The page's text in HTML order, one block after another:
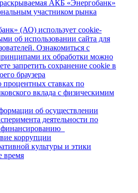
АКБ «Энергобанк»
участником рынка
(АО) использует cookie-
об использовании сайта для
Ознакомиться с
их обработки можно
запретить сохранение cookie в
браузера
ставках по
вклада с физическимим
об осуществлении
деятельности по
финансированию
коррупции
культуры и этики
время